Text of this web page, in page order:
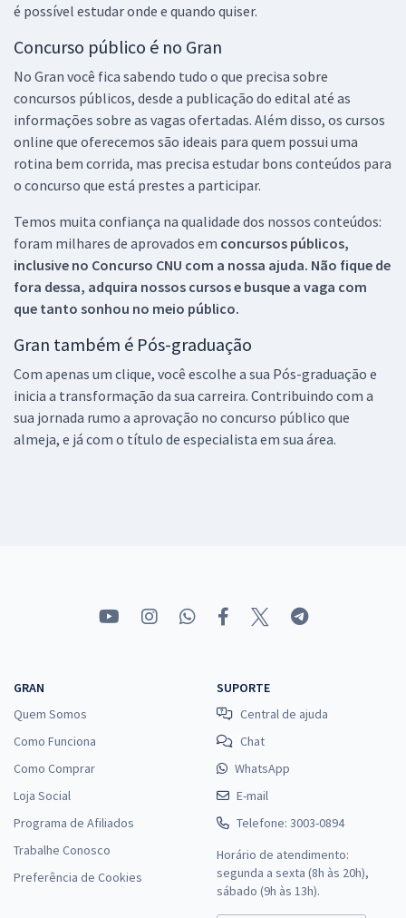
é possível estudar onde e quando quiser.
Concurso público é no Gran
No Gran você fica sabendo tudo o que precisa sobre
concursos públicos, desde a publicação do edital até as
informações sobre as vagas ofertadas. Além disso, os cursos
online que oferecemos são ideais para quem possui uma
rotina bem corrida, mas precisa estudar bons conteúdos para
o concurso que está prestes a participar.
Temos muita confiança na qualidade dos nossos conteúdos:
foram milhares de aprovados em concursos públicos,
inclusive no Concurso CNU com a nossa ajuda. Não fique de
fora dessa, adquira nossos cursos e busque a vaga com
que tanto sonhou no meio público.
Gran também é Pós-graduação
Com apenas um clique, você escolhe a sua Pós-graduação e
inicia a transformação da sua carreira. Contribuindo com a
sua jornada rumo a aprovação no concurso público que
almeja, e já com o título de especialista em sua área.
GRAN
Quem Somos
Como Funciona
Como Comprar
Loja Social
Programa de Afiliados
Trabalhe Conosco
Preferência de Cookies
SUPORTE
Central de ajuda
Chat
WhatsApp
E-mail
Telefone: 3003-0894
Horário de atendimento:
segunda a sexta (8h às 20h),
sábado (9h às 13h).